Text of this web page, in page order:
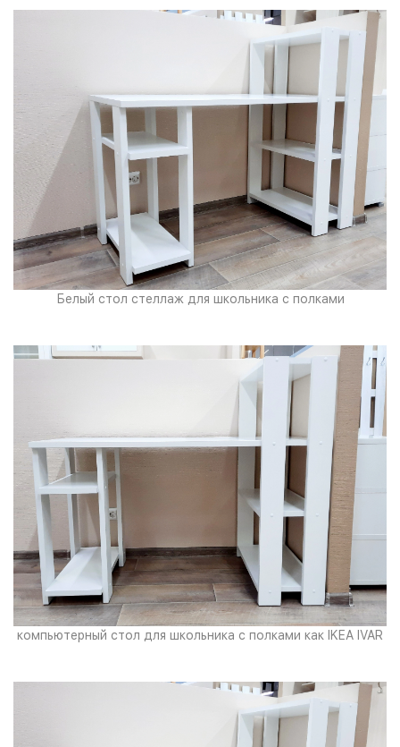
Белый стол стеллаж для школьника с полками
компьютерный стол для школьника с полками как IKEA IVAR